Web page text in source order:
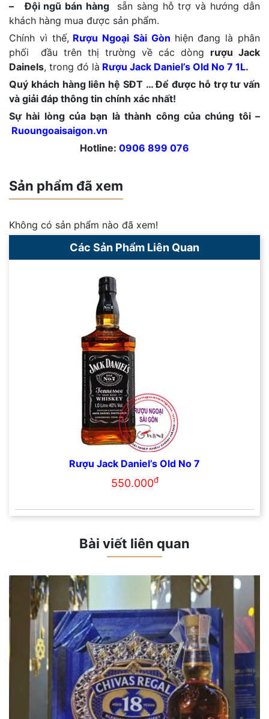
– Đội ngũ bán hàng
sẵn sàng hỗ trợ và hướng dẫn
khách hàng mua được sản phẩm.
Chính vì thế, Rượu Ngoại Sài Gòn hiện đang là phân
phối đầu trên thị trường về các dòng rượu Jack
Dainels, trong đó là Rượu Jack Daniel’s Old No 7 1L.
Quý khách hàng liên hệ SĐT … Để được hỗ trợ tư vấn
và giải đáp thông tin chính xác nhất!
Sự hài lòng của bạn là thành công của chúng tôi –
Ruoungoaisaigon.vn
Hotline: 0906 899 076
Sản phẩm đã xem
Không có sản phẩm nào đã xem!
Các Sản Phẩm Liên Quan
Rượu Jack Daniel’s Old No 7
550.000đ
Bài viết liên quan